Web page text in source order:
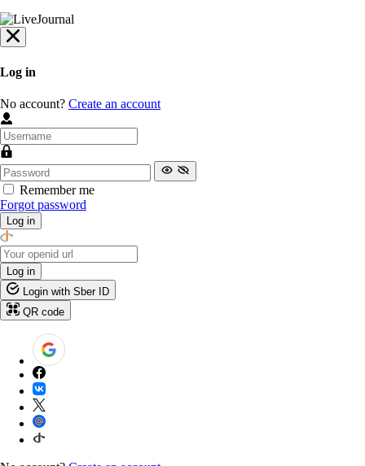
Log in
No account? Create an account
Remember me
Forgot password
Log in
Log in
Login with Sber ID
QR code